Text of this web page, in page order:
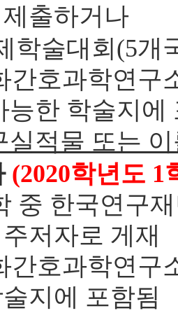
출하거나
회(5개국 이
학연구소에
능한 학술지에
적물 또는
(2020학년도 1
국연구재단
저자로 게재
학연구소에
지에 포함됨